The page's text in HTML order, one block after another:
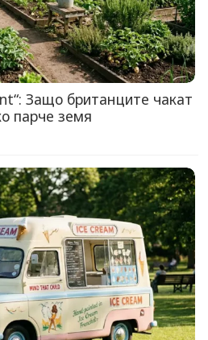
Защо британците чакат
парче земя